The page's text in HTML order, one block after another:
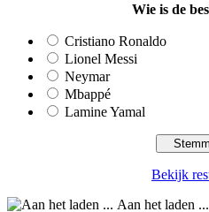
Wie is de
Cristiano Ronaldo
Lionel Messi
Neymar
Mbappé
Lamine Yamal
Bekijk
Aan het laden ...